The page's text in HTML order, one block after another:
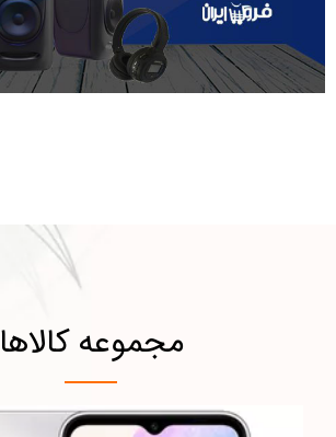
مجموعه کالاها